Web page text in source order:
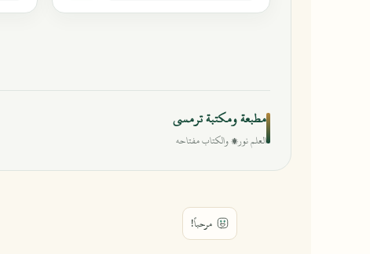
مطبعة ومكتبة ترمسي
العلم نور، والكتاب مفتاحه